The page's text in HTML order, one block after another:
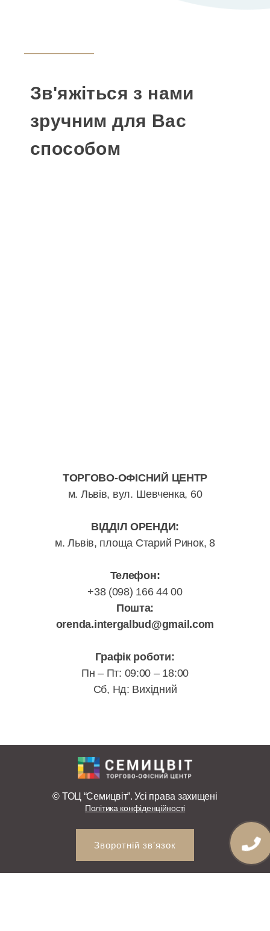
Зв'яжіться з нами
зручним для Вас
способом
ТОРГОВО-ОФІСНИЙ ЦЕНТР
м. Львів, вул. Шевченка, 60
ВІДДІЛ ОРЕНДИ:
м. Львів, площа Старий Ринок, 8
Телефон:
+38 (098) 166 44 00
Пошта:
orenda.intergalbud@gmail.com
Графік роботи:
Пн – Пт: 09:00 – 18:00
Сб, Нд: Вихідний
© ТОЦ “Семицвіт”. Усі права захищені
Політика конфіденційності
Зворотній звʼязок